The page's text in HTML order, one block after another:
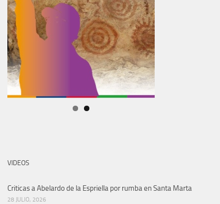
VIDEOS
Criticas a Abelardo de la Espriella por rumba en Santa Marta
28 JULIO, 2026